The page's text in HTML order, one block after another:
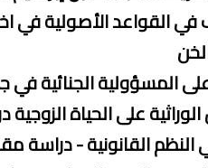
في القواعد الأصولية في
على المسؤولية الجنائية في
الوراثية على الحياة
النظم القانونية - دراسة